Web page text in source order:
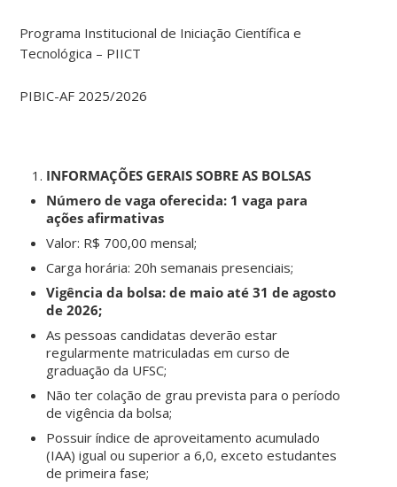
Programa Institucional de Iniciação Científica e
Tecnológica – PIICT
PIBIC-AF 2025/2026
INFORMAÇÕES GERAIS SOBRE AS BOLSAS
Número de vaga oferecida: 1 vaga para
ações afirmativas
Valor: R$ 700,00 mensal;
Carga horária: 20h semanais presenciais;
Vigência da bolsa: de maio até 31 de agosto
de 2026;
As pessoas candidatas deverão estar
regularmente matriculadas em curso de
graduação da UFSC;
Não ter colação de grau prevista para o período
de vigência da bolsa;
Possuir índice de aproveitamento acumulado
(IAA) igual ou superior a 6,0, exceto estudantes
de primeira fase;